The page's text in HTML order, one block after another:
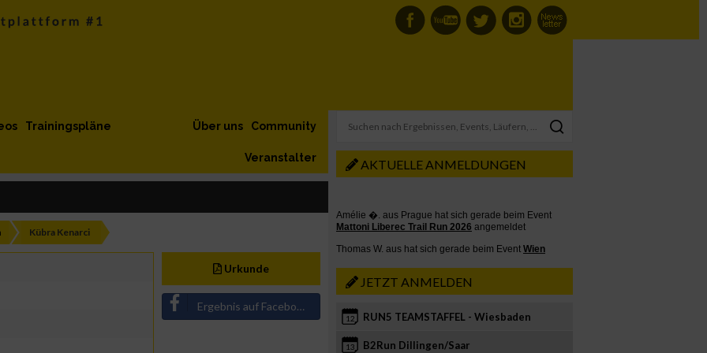
Trainingspläne Community
Über uns
Veranstalter
Kübra Kenarci
Urkunde
Ergebnis auf Facebook teilen
AKTUELLE ANMELDUNGEN
JETZT ANMELDEN
12 RUN5 TEAMSTAFFEL - Wiesbaden
13 B2Run Dillingen/Saar